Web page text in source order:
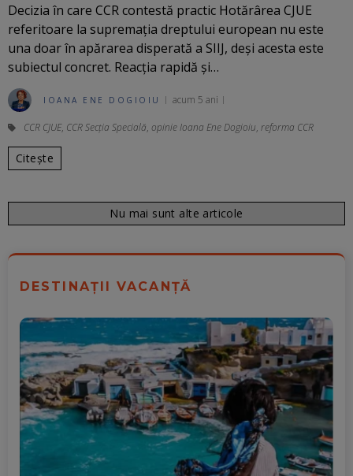
Decizia în care CCR contestă practic Hotărârea CJUE
referitoare la supremația dreptului european nu este
una doar în apărarea disperată a SIIJ, deși acesta este
subiectul concret. Reacția rapidă și…
IOANA ENE DOGIOIU acum 5 ani
CCR CJUE, CCR Secția Specială, opinie Ioana Ene Dogioiu, reforma CCR
Citește
Nu mai sunt alte articole
DESTINAȚII VACANȚĂ